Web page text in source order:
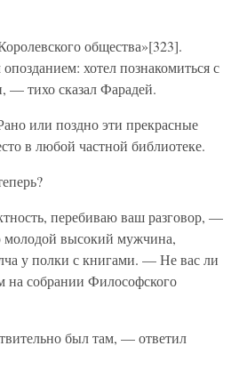
общества»[323].
хотел познакомиться с
— тихо сказал Фарадей.
или поздно эти прекрасные
в любой частной библиотеке.
перебиваю ваш разговор, —
молодой высокий мужчина,
у полки с книгами. — Не вас ли
на собрании Философского
был там, — ответил